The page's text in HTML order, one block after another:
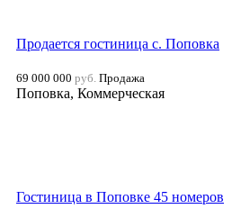
Продается гостиница с. Поповка
69 000 000 руб. Продажа
Поповка, Коммерческая
Гостиница в Поповке 45 номеров